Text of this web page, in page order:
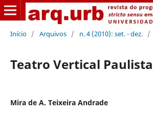
Início / Arquivos / n. 4 (2010): set. - dez. /
Teatro Vertical Paulista
Mira de A. Teixeira Andrade